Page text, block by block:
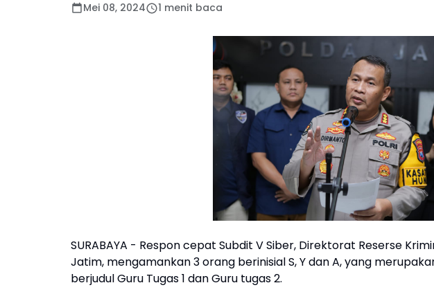
Mei 08, 2024 1 menit baca
SURABAYA - Respon cepat Subdit V Siber, Direktorat Reserse
Jatim, mengamankan 3 orang berinisial S, Y dan A, yang
berjudul Guru Tugas 1 dan Guru tugas 2.